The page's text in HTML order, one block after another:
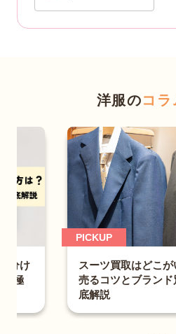
洋服のコ
分け
見極
PICKUP
スーツ買取はどこが
売るコツとブラン
底解説